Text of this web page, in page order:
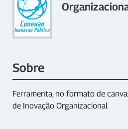
Sobre
Ferramenta, no formato de
de Inovação Organizacional